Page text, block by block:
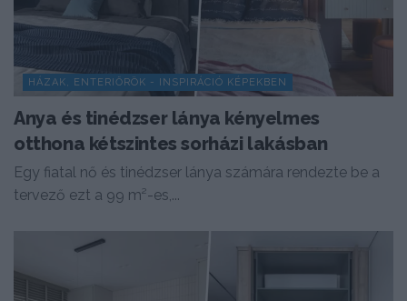
HÁZAK, ENTERIŐRÖK - INSPIRÁCIÓ KÉPEKBEN
Anya és tinédzser lánya kényelmes
otthona kétszintes sorházi lakásban
Egy fiatal nő és tinédzser lánya számára rendezte be a
tervező ezt a 99 m²-es,...